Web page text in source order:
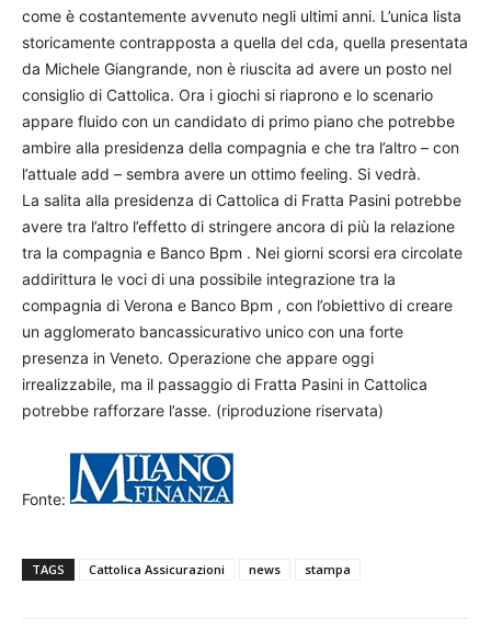
come è costantemente avvenuto negli ultimi anni. L’unica lista
storicamente contrapposta a quella del cda, quella presentata
da Michele Giangrande, non è riuscita ad avere un posto nel
consiglio di Cattolica. Ora i giochi si riaprono e lo scenario
appare fluido con un candidato di primo piano che potrebbe
ambire alla presidenza della compagnia e che tra l’altro – con
l’attuale add – sembra avere un ottimo feeling. Si vedrà.
La salita alla presidenza di Cattolica di Fratta Pasini potrebbe
avere tra l’altro l’effetto di stringere ancora di più la relazione
tra la compagnia e Banco Bpm . Nei giorni scorsi era circolate
addirittura le voci di una possibile integrazione tra la
compagnia di Verona e Banco Bpm , con l’obiettivo di creare
un agglomerato bancassicurativo unico con una forte
presenza in Veneto. Operazione che appare oggi
irrealizzabile, ma il passaggio di Fratta Pasini in Cattolica
potrebbe rafforzare l’asse. (riproduzione riservata)
Fonte:
TAGS Cattolica Assicurazioni news stampa